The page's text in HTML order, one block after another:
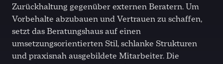
Zurückhaltung gegenüber externen Beratern. Um
Vorbehalte abzubauen und Vertrauen zu schaffen,
setzt das Beratungshaus auf einen
umsetzungsorientierten Stil, schlanke Strukturen
und praxisnah ausgebildete Mitarbeiter. Die